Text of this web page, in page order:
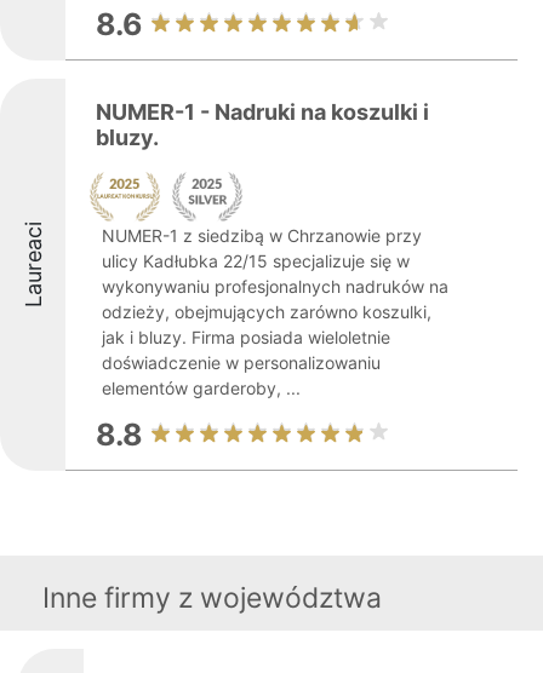
8.6
Laureaci
NUMER-1 - Nadruki na koszulki i
bluzy.
NUMER-1 z siedzibą w Chrzanowie przy
ulicy Kadłubka 22/15 specjalizuje się w
wykonywaniu profesjonalnych nadruków na
odzieży, obejmujących zarówno koszulki,
jak i bluzy. Firma posiada wieloletnie
doświadczenie w personalizowaniu
elementów garderoby, ...
8.8
Inne firmy z województwa